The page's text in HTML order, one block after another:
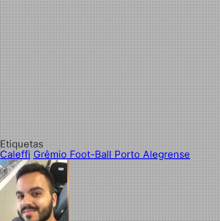
Etiquetas
Caleffi Grêmio Foot-Ball Porto Alegrense